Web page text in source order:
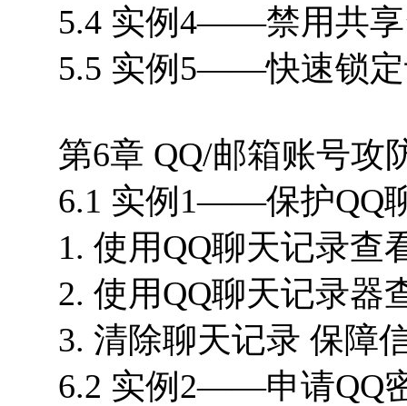
5.4 实例4——禁用共享
5.5 实例5——快速锁定
第6章 QQ/邮箱账号攻
6.1 实例1——保护QQ
1. 使用QQ聊天记录查
2. 使用QQ聊天记录器
3. 清除聊天记录 保障
6.2 实例2——申请QQ